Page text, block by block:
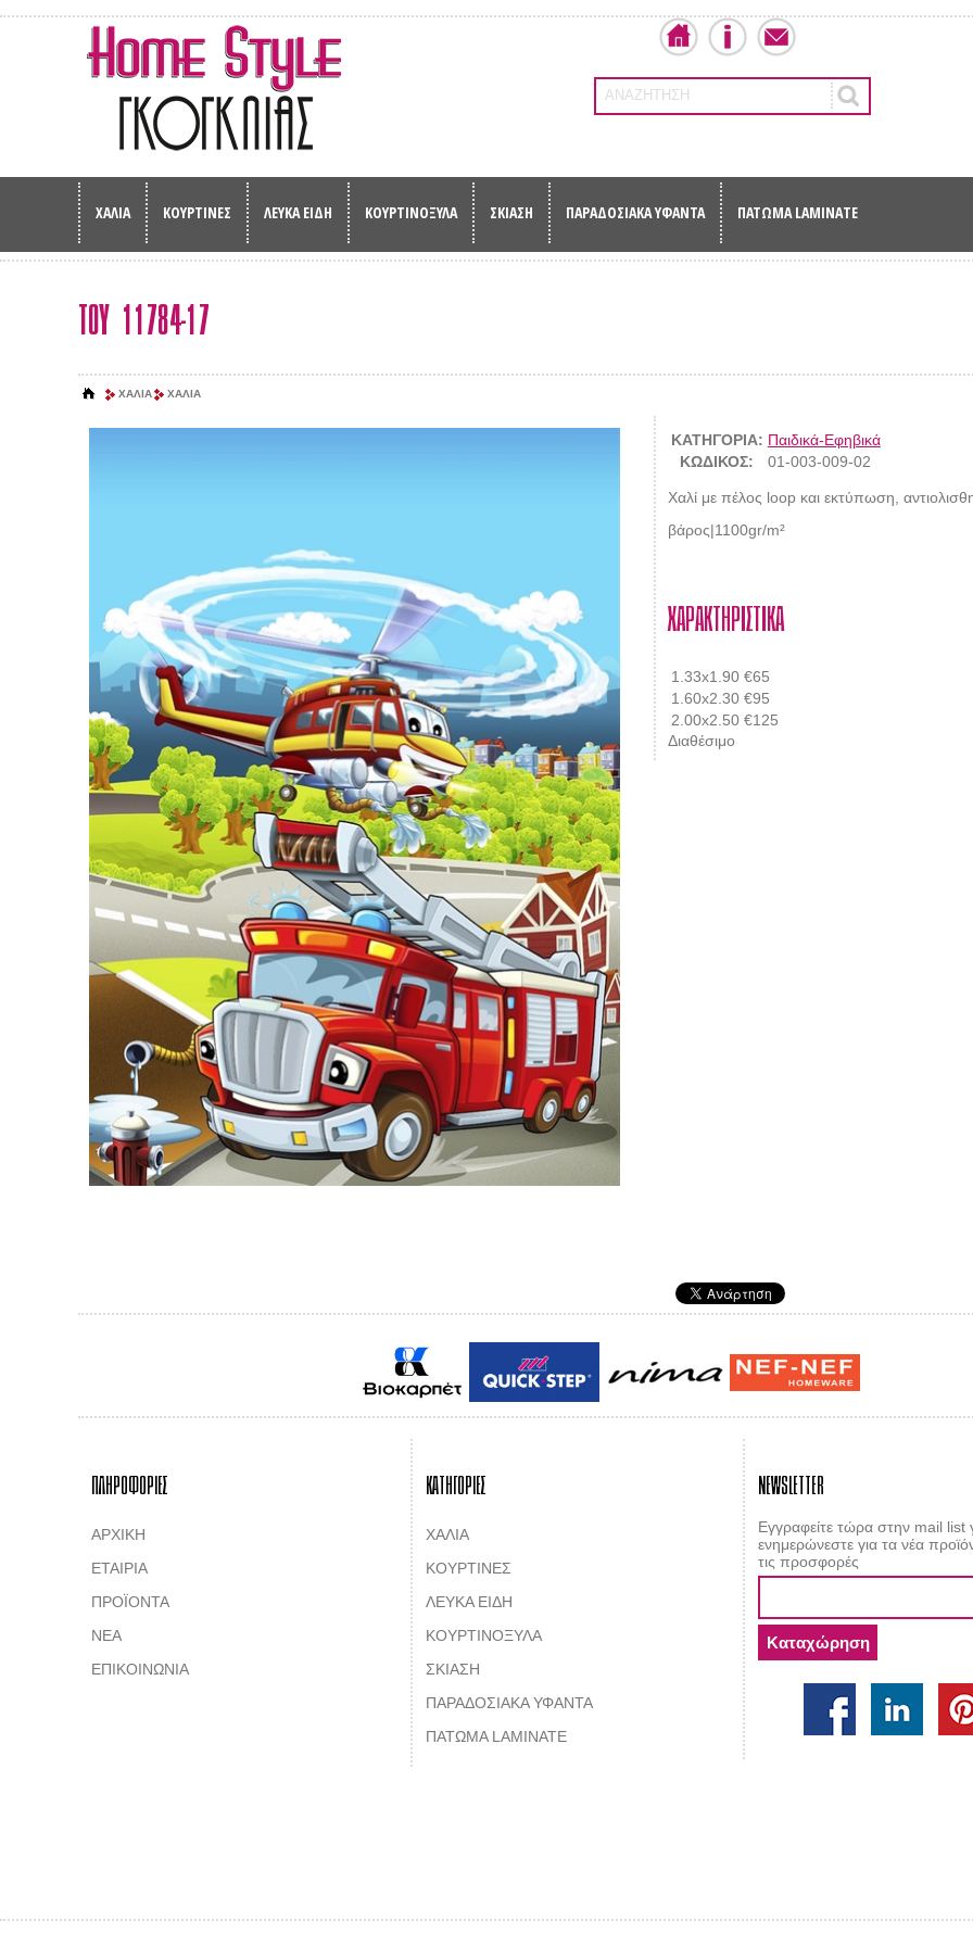
ΑΝΑΖΗΤΗΣΗ
ΧΑΛΙΑ ΚΟΥΡΤΙΝΕΣ ΛΕΥΚΑ ΕΙΔΗ ΚΟΥΡΤΙΝΟΞΥΛΑ ΣΚΙΑΣΗ ΠΑΡΑΔΟΣΙΑΚΑ ΥΦΑΝΤΑ ΠΑΤΩΜΑ LAMINATE
TOY 11784-17
ΧΑΛΙΑ ΧΑΛΙΑ
ΚΑΤΗΓΟΡΙΑ: Παιδικά-Εφηβικά
ΚΩΔΙΚΟΣ:
01-003-009-02
Χαλί με πέλος loop και εκτύπωση,
βάρος|1100gr/m²
ΧΑΡΑΚΤΗΡΙΣΤΙΚΑ
1.33x1.90 €65
1.60x2.30 €95
2.00x2.50 €125
Διαθέσιμο
ΠΛΗΡΟΦΟΡΙΕΣ
ΑΡΧΙΚΗ
ΕΤΑΙΡΙΑ
ΠΡΟΪΟΝΤΑ
ΝΕΑ
ΕΠΙΚΟΙΝΩΝΙΑ
ΚΑΤΗΓΟΡΙΕΣ
ΧΑΛΙΑ
ΚΟΥΡΤΙΝΕΣ
ΛΕΥΚΑ ΕΙΔΗ
ΚΟΥΡΤΙΝΟΞΥΛΑ
ΣΚΙΑΣΗ
ΠΑΡΑΔΟΣΙΑΚΑ ΥΦΑΝΤΑ
ΠΑΤΩΜΑ LAMINATE
NEWSLETTER
Εγγραφείτε τώρα στην mail list
ενημερώνεστε για τα νέα
τις προσφορές